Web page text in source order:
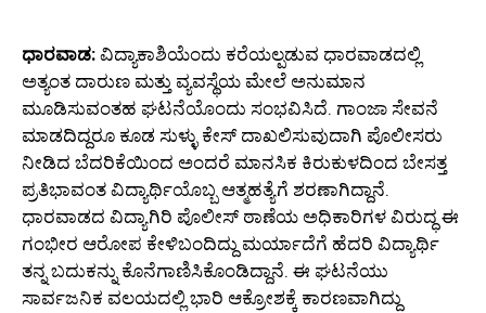
ಧಾರವಾಡ: ವಿದ್ಯಾಕಾಶಿಯೆಂದು ಕರೆಯಲ್ಪಡುವ ಧಾರವಾಡದಲ್ಲಿ
ಅತ್ಯಂತ ದಾರುಣ ಮತ್ತು ವ್ಯವಸ್ಥೆಯ ಮೇಲೆ ಅನುಮಾನ
ಮೂಡಿಸುವಂತಹ ಘಟನೆಯೊಂದು ಸಂಭವಿಸಿದೆ. ಗಾಂಜಾ ಸೇವನೆ
ಮಾಡದಿದ್ದರೂ ಕೂಡ ಸುಳ್ಳು ಕೇಸ್ ದಾಖಲಿಸುವುದಾಗಿ ಪೊಲೀಸರು
ನೀಡಿದ ಬೆದರಿಕೆಯಿಂದ ಅಂದರೆ ಮಾನಸಿಕ ಕಿರುಕುಳದಿಂದ ಬೇಸತ್ತ
ಪ್ರತಿಭಾವಂತ ವಿದ್ಯಾರ್ಥಿಯೊಬ್ಬ ಆತ್ಮಹತ್ಯೆಗೆ ಶರಣಾಗಿದ್ದಾನೆ.
ಧಾರವಾಡದ ವಿದ್ಯಾಗಿರಿ ಪೊಲೀಸ್ ಠಾಣೆಯ ಅಧಿಕಾರಿಗಳ ವಿರುದ್ಧ ಈ
ಗಂಭೀರ ಆರೋಪ ಕೇಳಿಬಂದಿದ್ದು ಮರ್ಯಾದೆಗೆ ಹೆದರಿ ವಿದ್ಯಾರ್ಥಿ
ತನ್ನ ಬದುಕನ್ನು ಕೊನೆಗಾಣಿಸಿಕೊಂಡಿದ್ದಾನೆ. ಈ ಘಟನೆಯು
ಸಾರ್ವಜನಿಕ ವಲಯದಲ್ಲಿ ಭಾರಿ ಆಕ್ರೋಶಕ್ಕೆ ಕಾರಣವಾಗಿದ್ದು